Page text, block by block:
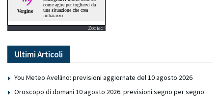
Zodiac
Ultimi Articoli
You Meteo Avellino: previsioni aggiornate del 10 agosto 2026
Oroscopo di domani 10 agosto 2026: previsioni segno per segno